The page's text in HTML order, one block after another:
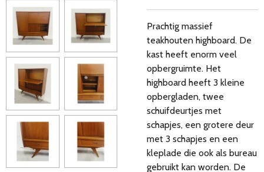
Prachtig massief
teakhouten highboard. De
kast heeft enorm veel
opbergruimte. Het
highboard heeft 3 kleine
opbergladen, twee
schuifdeurtjes met
schapjes, een grotere deur
met 3 schapjes en een
kleplade die ook als bureau
gebruikt kan worden. De